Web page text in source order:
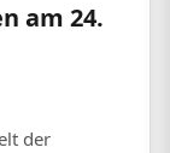
am 24.
der